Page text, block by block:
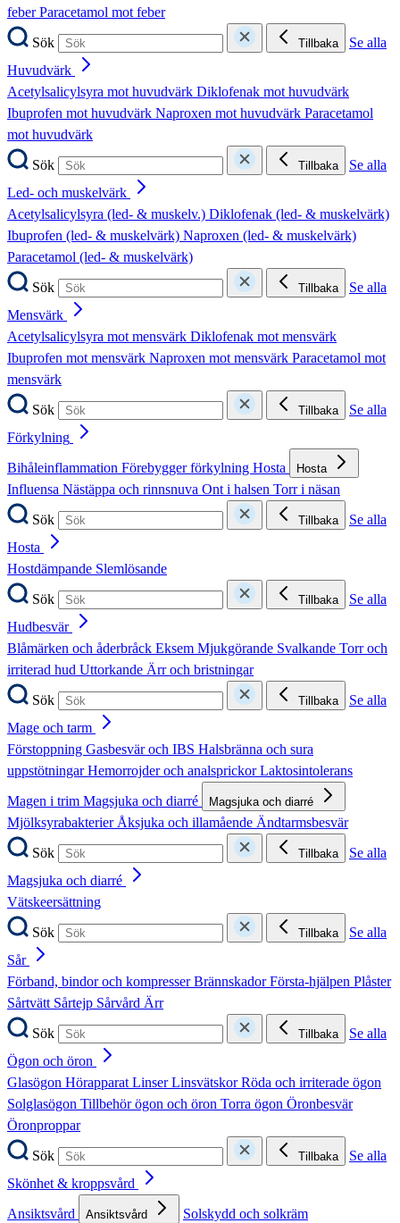
feberParacetamol mot feber
Sök
Tillbaka
Se alla
Huvudvärk
Acetylsalicylsyra mot huvudvärk Diklofenak mot huvudvärk
Ibuprofen mot huvudvärk Naproxen mot huvudvärk Paracetamol
mot huvudvärk
Sök
Tillbaka
Se alla
Led- och muskelvärk
Acetylsalicylsyra (led- & muskelv.) Diklofenak (led- & muskelvärk)
Ibuprofen (led- & muskelvärk) Naproxen (led- & muskelvärk)
Paracetamol (led- & muskelvärk)
Sök
Tillbaka
Se alla
Mensvärk
Acetylsalicylsyra mot mensvärk Diklofenak mot mensvärk
Ibuprofen mot mensvärk Naproxen mot mensvärk Paracetamol mot
mensvärk
Sök
Tillbaka
Se alla
Förkylning
Bihåleinflammation Förebygger förkylning Hosta Hosta
Influensa Nästäppa och rinnsnuva Ont i halsen Torr i näsan
Sök
Tillbaka
Se alla
Hosta
Hostdämpande Slemlösande
Sök
Tillbaka
Se alla
Hudbesvär
Blåmärken och åderbråck Eksem Mjukgörande Svalkande Torr och
irriterad hud Uttorkande Ärr och bristningar
Sök
Tillbaka
Se alla
Mage och tarm
Förstoppning Gasbesvär och IBS Halsbränna och sura
uppstötningarHemorrojder och analsprickorLaktosintolerans
Magen i trim Magsjuka och diarré Magsjuka och diarré
MjölksyrabakterierÅksjuka och illamående Ändtarmsbesvär
Sök
Tillbaka
Se alla
Magsjuka och diarré
Vätskeersättning
Sök
Tillbaka
Se alla
Sår
Förband, bindor och kompresserBrännskadorFörsta-hjälpen Plåster
Sårtvätt Sårtejp Sårvård Ärr
Sök
Tillbaka
Se alla
Ögon och öron
Glasögon HörapparatLinserLinsvätskorRöda och irriterade ögon
Solglasögon Tillbehör ögon och öron Torra ögon Öronbesvär
Öronproppar
Sök
Tillbaka
Se alla
Skönhet & kroppsvård
Ansiktsvård
Ansiktsvård Solskydd och solkräm